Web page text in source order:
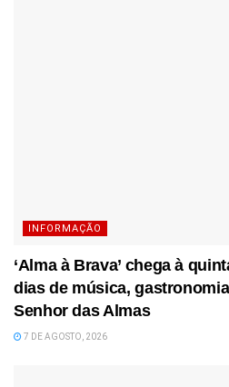
INFORMAÇÃO
‘Alma à Brava’ chega à
dias de música,
Senhor das Almas
7 DE AGOSTO, 2026